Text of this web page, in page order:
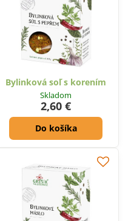
Bylinková soľ s korením
Skladom
2,60 €
Do košíka